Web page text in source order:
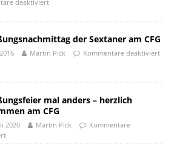
deaktiviert
der Sextaner am CFG
Martin Pick Kommentare deaktiviert
mal anders – herzlich
am CFG
2020 Martin Pick
Kommentare